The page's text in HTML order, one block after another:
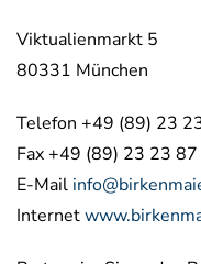
Viktualienmarkt 5
80331 München
Telefon +49 (89) 23
Fax +49 (89) 23 23
E-Mail
Internet